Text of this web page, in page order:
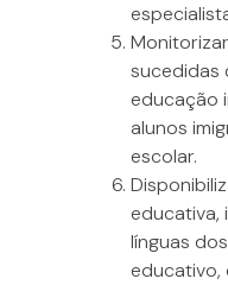
sucedidas
educação
alunos
escolar.
educativa,
línguas
educativo,